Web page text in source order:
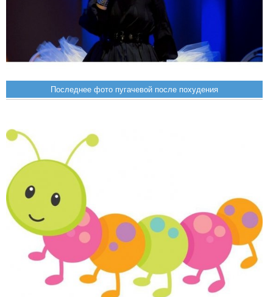
Последнее фото пугачевой после похудения